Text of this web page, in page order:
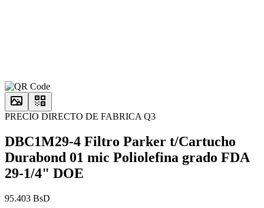
PRECIO DIRECTO DE FABRICA Q3
DBC1M29-4 Filtro Parker t/Cartucho
Durabond 01 mic Poliolefina grado FDA
29-1/4" DOE
95.403 BsD